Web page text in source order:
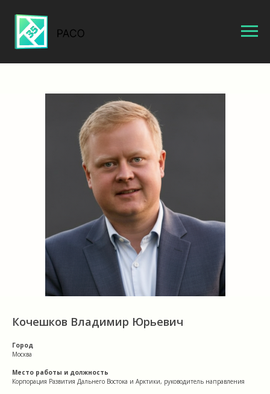
Кочешков Владимир Юрьевич
Город
Москва
Место работы и должность
Корпорация Развития Дальнего Востока и Арктики, руководитель направления